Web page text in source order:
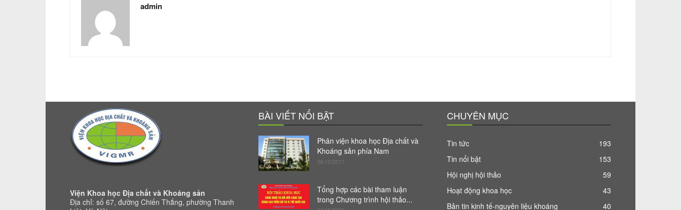
admin
Viện Khoa học Địa chất và Khoáng sản
Địa chỉ: số 67, đường Chiến Thắng, phường Thanh
BÀI VIẾT NỔI BẬT
Phân viện khoa học Địa chất và
Khoáng sản phía Nam
06/10/2017
Tổng hợp các bài tham luận
trong Chương trình hội thảo...
CHUYÊN MỤC
Tin tức
193
Tin nổi bật
153
Hội nghị hội thảo
59
Hoạt động khoa học
43
Bản tin kinh tế-nguyên liệu khoáng
40